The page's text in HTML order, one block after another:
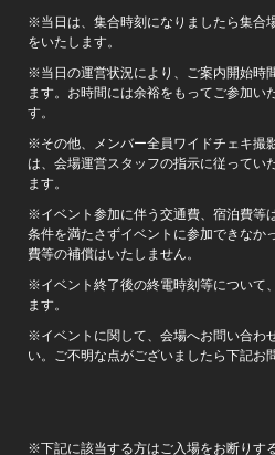
※当日は、集合時刻になりましたら集合
をいたします。
※当日の運営状況により、ご案内開始時
ます。お時間には余裕をもってご参加い
す。
※その他、メンバー全員ワイドチェキ撮
は、会場運営スタッフの指示に従ってい
ます。
※イベント参加に伴う交通費、宿泊費等
条件を満たさずイベントに参加できなか
費等の補償はいたしません。
※イベント終了後の終電時刻等について
ます。
※イベントに関して、会場へお問い合わ
い。ご不明な点がございましたら下記お
※下記に該当する方はご入場をお断りす